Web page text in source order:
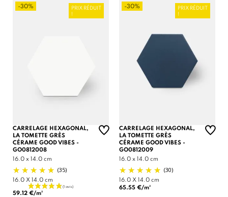
-30%
PRIX RÉDUIT
!
CARRELAGE HEXAGONAL,
LA TOMETTE GRÈS
CÉRAME GOOD VIBES -
GO0812008
16.0 x 14.0 cm
(35)
16.0 X 14.0 cm
59.12 €/m²
-30%
PRIX RÉDUIT
!
CARRELAGE HEXAGONAL,
LA TOMETTE GRÈS
CÉRAME GOOD VIBES -
GO0812009
16.0 x 14.0 cm
(30)
16.0 X 14.0 cm
65.55 €/m²